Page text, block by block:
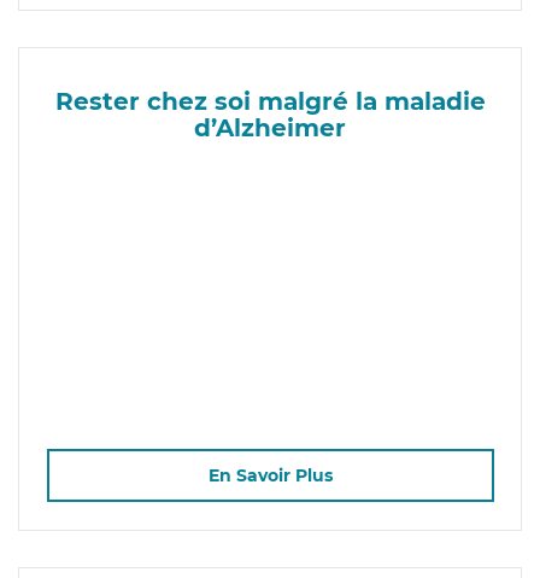
Rester chez soi malgré la maladie
d’Alzheimer
En Savoir Plus